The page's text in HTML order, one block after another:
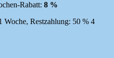
Rabatt: 8 %
Restzahlung: 50 % 4